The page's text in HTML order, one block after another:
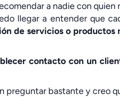
a nadie con quien
llegar a entender que
de servicios o productos
contacto con un
preguntar bastante y creo